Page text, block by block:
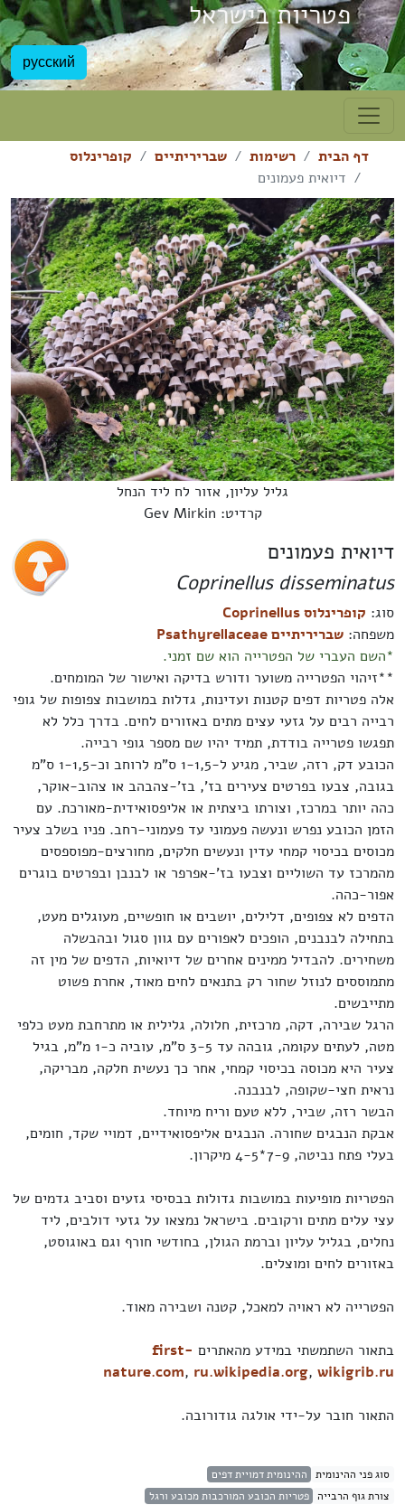
פטריות בישראל
русский
דף הבית רשימות שבריריתיים
קופרינלוס
דיואית פעמונים
גליל עליון, אזור לח ליד הנחל
קרדיט: Gev Mirkin
דיואית פעמונים
Coprinellus disseminatus
סוג:קופרינלוס Coprinellus
משפחה:שבריריתיים Psathyrellaceae
*השם העברי של הפטרייה הוא שם זמני.
**זיהוי הפטרייה משוער ודורש בדיקה ואישור של המומחים.
אלה פטריות דפים קטנות ועדינות, גדלות במושבות צפופות של גופי
רבייה רבים על גזעי עצים מתים באזורים לחים. בדרך כלל לא
תפגשו פטרייה בודדת, תמיד יהיו שם מספר גופי רבייה.
הכובע דק, רזה, שביר, מגיע ל-1-1,5 ס"מ לרוחב וכ-1-1,5 ס"מ
בגובה, צבעו בפרטים צעירים בז', בז'-צהבהב או צהוב-אוקר,
כהה יותר במרכז, וצורתו ביצתית או אליפסואידית-מאורכת. עם
הזמן הכובע נפרש ונעשה פעמוני עד פעמוני-רחב. פניו בשלב צעיר
מכוסים בכיסוי קמחי עדין ונעשים חלקים, מחורצים-מפוספסים
מהמרכז עד השוליים וצבעו בז'-אפרפר או לבנבן ובפרטים בוגרים
אפור-כהה.
הדפים לא צפופים, דלילים, יושבים או חופשיים, מעוגלים מעט,
בתחילה לבנבנים, הופכים לאפורים עם גוון סגול ובהבשלה
משחירים. להבדיל ממינים אחרים של דיואיות, הדפים של מין זה
מתמוססים לנוזל שחור רק בתנאים לחים מאוד, אחרת פשוט
מתייבשים.
הרגל שבירה, דקה, מרכזית, חלולה, גלילית או מתרחבת מעט כלפי
מטה, לעתים עקומה, גובהה עד 3-5 ס"מ, עוביה כ-1 מ"מ, בגיל
צעיר היא מכוסה בכיסוי קמחי, אחר כך נעשית חלקה, מבריקה,
נראית חצי-שקופה, לבנבנה.
הבשר רזה, שביר, ללא טעם וריח מיוחד.
אבקת הנבגים שחורה. הנבגים אליפסואידיים, דמויי שקד, חומים,
בעלי פתח נביטה, 7-9*4-5 מיקרון.
הפטריות מופיעות במושבות גדולות בבסיסי גזעים וסביב גדמים של
עצי עלים מתים ורקובים. בישראל נמצאו על גזעי דולבים, ליד
נחלים, בגליל עליון וברמת הגולן, בחודשי חורף וגם באוגוסט,
באזורים לחים ומוצלים.
הפטרייה לא ראויה למאכל, קטנה ושבירה מאוד.
בתאור השתמשתי במידע מהאתריםfirst-
nature.com,ru.wikipedia.org,wikigrib.ru
התאור חובר על-ידי אולגה גודורובה.
סוג פני ההינומית ההינומית דמויית דפים
צורת גוף הרבייה פטריות הכובע המורכבות מכובע ורגל